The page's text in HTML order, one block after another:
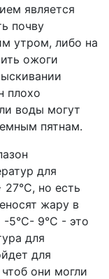
является
почву
утром, либо на
ожоги
плохо
воды могут
пятнам.
для
27°C, но есть
жару в
-5°C- 9°C - это
для
для
они могли